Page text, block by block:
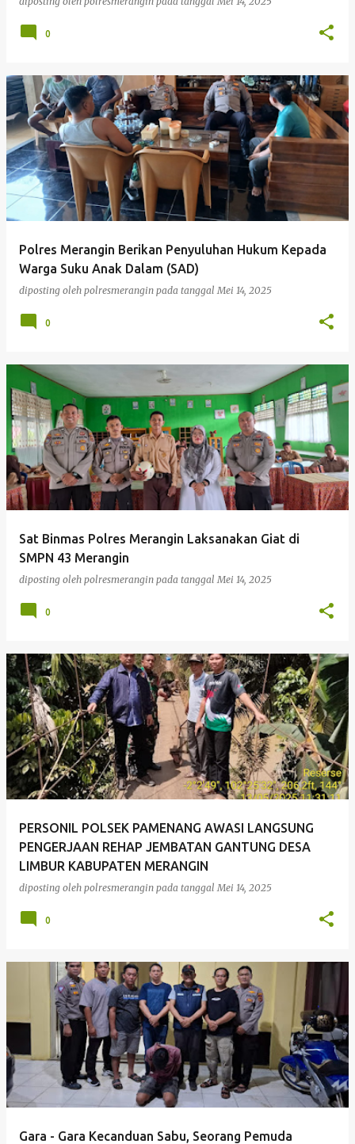
0
Polres Merangin Berikan Penyuluhan Hukum Kepada
Warga Suku Anak Dalam (SAD)
diposting oleh polresmerangin pada tanggal Mei 14, 2025
0
Sat Binmas Polres Merangin Laksanakan Giat di
SMPN 43 Merangin
diposting oleh polresmerangin pada tanggal Mei 14, 2025
0
PERSONIL POLSEK PAMENANG AWASI LANGSUNG
PENGERJAAN REHAP JEMBATAN GANTUNG DESA
LIMBUR KABUPATEN MERANGIN
diposting oleh polresmerangin pada tanggal Mei 14, 2025
0
Gara - Gara Kecanduan Sabu, Seorang Pemuda